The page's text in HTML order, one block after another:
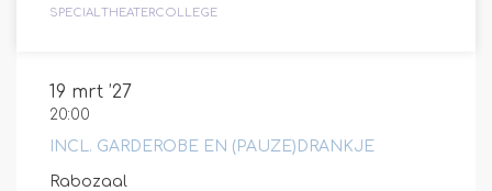
SPECIAL THEATERCOLLEGE
19 mrt ’27
20:00
INCL. GARDEROBE EN (PAUZE)DRANKJE
Rabozaal